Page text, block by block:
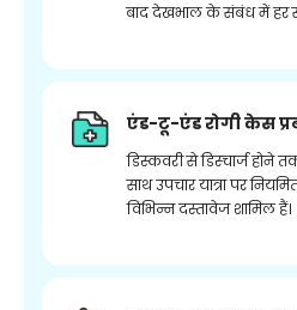
बाद देखभाल के संबंध में हर
एंड-टू-एंड रोगी केस
डिस्कवरी से डिस्चार्ज
साथ उपचार यात्रा पर
विभिन्न दस्तावेज शामिल हैं।